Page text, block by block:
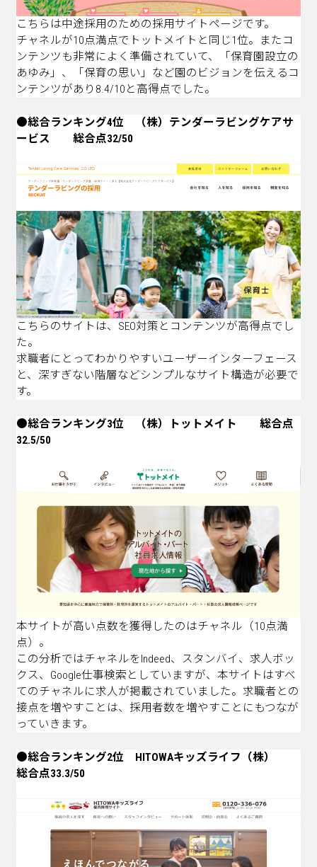
こちらは中途採用のための採用サイトページです。
チャネルが10点満点でトットメイトと同じ1位。またコ
ンテンツも非常によく準備されていて、「保育園設立の
あゆみ」、「保育の思い」など園のビジョンを伝えるコ
ンテンツがあり8.4/10と高得点でした。
●総合ランキング4位 （株）テンダーラビングケアサ
ービス 総合点32/50
こちらのサイトは、SEO対策とコンテンツが高得点でし
た。
求職者にとってわかりやすいユーザーインターフェース
と、深すぎない階層などシンプルなサイト構造が必要で
す。
●総合ランキング3位 （株）トットメイト 総合点
32.5/50
本サイトが高い点数を獲得したのはチャネル（10点満
点）。
この分析ではチャネルをIndeed、スタンバイ、求人ボッ
クス、Google仕事検索としていますが、本サイトはすべ
てのチャネルに求人が掲載されていました。求職者との
接点を増やすことは、採用者数を増やすことにもつなが
っていきます。
●総合ランキング2位 HITOWAキッズライフ（株）
総合点33.3/50